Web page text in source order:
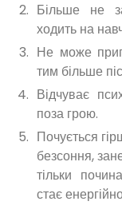
Більше не
ходить на
Не може
тим більше
Відчуває
поза грою.
Почується
безсоння,
тільки
стає